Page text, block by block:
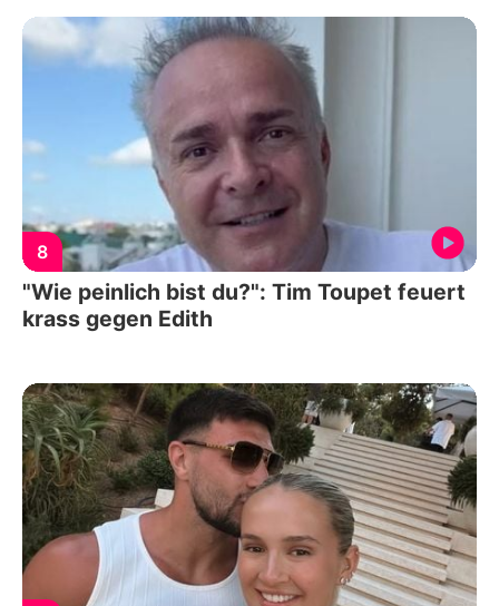
8
"Wie peinlich bist du?": Tim Toupet feuert
krass gegen Edith